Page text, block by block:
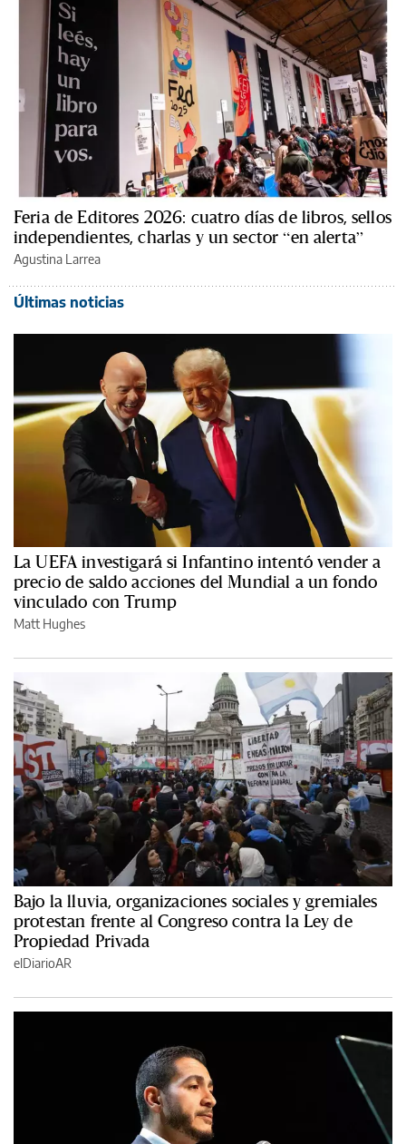
Feria de Editores 2026: cuatro días de libros, sellos
independientes, charlas y un sector “en alerta”
Agustina Larrea
Últimas noticias
La UEFA investigará si Infantino intentó vender a
precio de saldo acciones del Mundial a un fondo
vinculado con Trump
Matt Hughes
Bajo la lluvia, organizaciones sociales y gremiales
protestan frente al Congreso contra la Ley de
Propiedad Privada
elDiarioAR